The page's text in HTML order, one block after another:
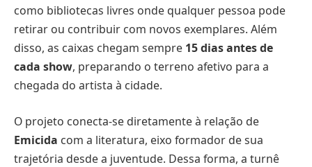
como bibliotecas livres onde qualquer pessoa pode
retirar ou contribuir com novos exemplares. Além
disso, as caixas chegam sempre 15 dias antes de
cada show, preparando o terreno afetivo para a
chegada do artista à cidade.
O projeto conecta-se diretamente à relação de
Emicida com a literatura, eixo formador de sua
trajetória desde a juventude. Dessa forma, a turnê